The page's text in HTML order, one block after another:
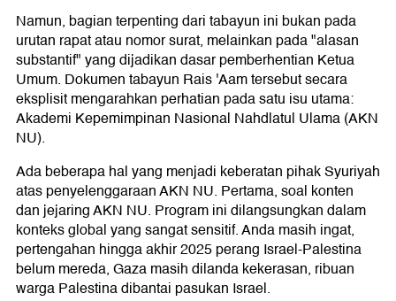
Namun, bagian terpenting dari tabayun ini bukan pada
urutan rapat atau nomor surat, melainkan pada "alasan
substantif" yang dijadikan dasar pemberhentian Ketua
Umum. Dokumen tabayun Rais 'Aam tersebut secara
eksplisit mengarahkan perhatian pada satu isu utama:
Akademi Kepemimpinan Nasional Nahdlatul Ulama (AKN
NU).
Ada beberapa hal yang menjadi keberatan pihak Syuriyah
atas penyelenggaraan AKN NU. Pertama, soal konten
dan jejaring AKN NU. Program ini dilangsungkan dalam
konteks global yang sangat sensitif. Anda masih ingat,
pertengahan hingga akhir 2025 perang Israel-Palestina
belum mereda, Gaza masih dilanda kekerasan, ribuan
warga Palestina dibantai pasukan Israel.